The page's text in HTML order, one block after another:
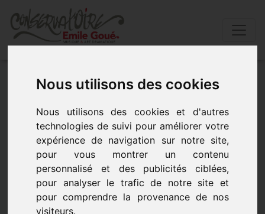
Nous utilisons des cookies
Nous utilisons des cookies et d'autres
technologies de suivi pour améliorer votre
expérience de navigation sur notre site,
pour vous montrer un contenu
personnalisé et des publicités ciblées,
pour analyser le trafic de notre site et
pour comprendre la provenance de nos
visiteurs.
Accueil » Actualités »
Concerts : duo
violoncelle/guitare
Concerts : Duo Violoncelle/Guitare
- le 2 décembre 2016 à 19h30